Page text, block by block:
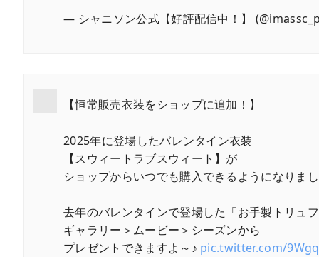
— シャニソン公式【好評配信中！】
【恒常販売衣装をショップに追加！】
2025年に登場したバレンタイン衣装
【スウィートラブスウィート】が
ショップからいつでも購入できるようになりま
去年のバレンタインで登場した「お手製トリュ
ギャラリー＞ムービー＞シーズンから
プレゼントできますよ～♪ pic.twitter.com/